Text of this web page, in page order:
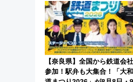
【奈良県】全国から鉄道会
参加！駅弁も大集合！「大